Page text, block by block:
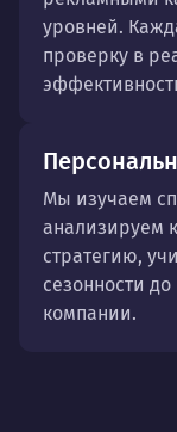
уровней.
проверку в
Мы изучаем
анализируем
стратегию,
сезонности
компании.